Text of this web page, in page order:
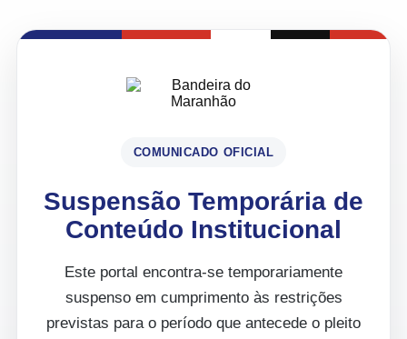
COMUNICADO OFICIAL
Suspensão Temporária de
Conteúdo Institucional
Este portal encontra-se temporariamente
suspenso em cumprimento às restrições
previstas para o período que antecede o pleito